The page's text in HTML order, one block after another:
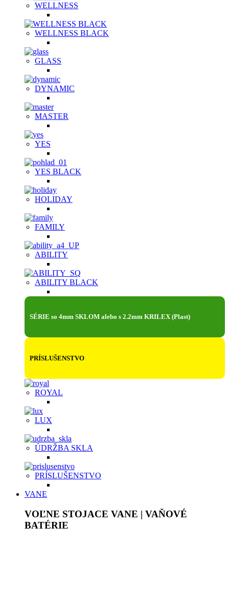
WELLNESS
WELLNESS BLACK
GLASS
DYNAMIC
MASTER
YES
YES BLACK
HOLIDAY
FAMILY
ABILITY
ABILITY BLACK
SÉRIE so 4mm SKLOM alebo s 2.2mm KRILEX (Plast)
PRÍSLUŠENSTVO
ROYAL
LUX
ÚDRŽBA SKLA
PRÍSLUŠENSTVO
VANE
VOĽNE STOJACE VANE | VAŇOVÉ
BATÉRIE